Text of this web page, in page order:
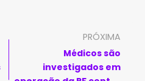
PRÓXIMA
Médicos são
investigados em